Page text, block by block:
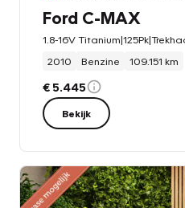
Ford C-MAX
1.8-16V
2010
Benzine 109.151 km
€ 5.445
Bekijk